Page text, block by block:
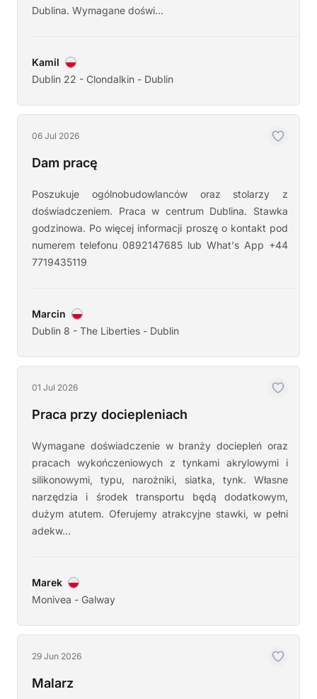
Dublina. Wymagane doświ...
Kamil
Dublin 22 - Clondalkin - Dublin
06 Jul 2026
Dam pracę
Poszukuje ogólnobudowlanców oraz stolarzy z
doświadczeniem. Praca w centrum Dublina. Stawka
godzinowa. Po więcej informacji proszę o kontakt pod
numerem telefonu 0892147685 lub What's App +44
7719435119
Marcin
Dublin 8 - The Liberties - Dublin
01 Jul 2026
Praca przy dociepleniach
Wymagane doświadczenie w branży dociepleń oraz
pracach wykończeniowych z tynkami akrylowymi i
silikonowymi, typu, narożniki, siatka, tynk. Własne
narzędzia i środek transportu będą dodatkowym,
dużym atutem. Oferujemy atrakcyjne stawki, w pełni
adekw...
Marek
Monivea - Galway
29 Jun 2026
Malarz